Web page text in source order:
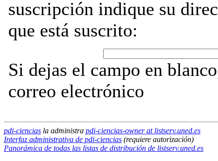
suscripción indique su
que está suscrito:
Si dejas el campo en
correo electrónico
pdi-ciencias la administra pdi-ciencias-owner at listserv.uned.es
Interfaz administrativa de pdi-ciencias (requiere autorización)
Panorámica de todas las listas de distribución de listserv.uned.es